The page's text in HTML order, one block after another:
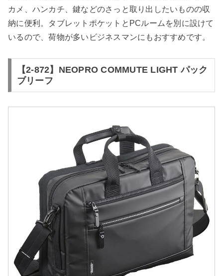
カメ、ハンカチ、鍵などのさっと取り出したいものの収
納に便利。タブレットポケットとPCルームを別に設けて
いるので、荷物が多いビジネスマンにもおすすめです。
【2-872】NEOPRO COMMUTE LIGHT パック
ブリーフ